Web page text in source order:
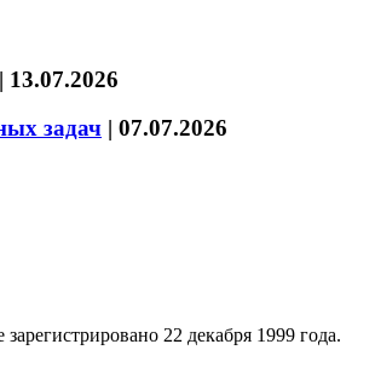
| 13.07.2026
задач | 07.07.2026
зарегистрировано 22 декабря 1999 года.